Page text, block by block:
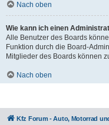
Nach oben
Wie kann ich einen
Alle Benutzer des Boards
Funktion durch die Board-
Mitglieder des Boards können
Nach oben
Kfz Forum - Auto, Motorrad